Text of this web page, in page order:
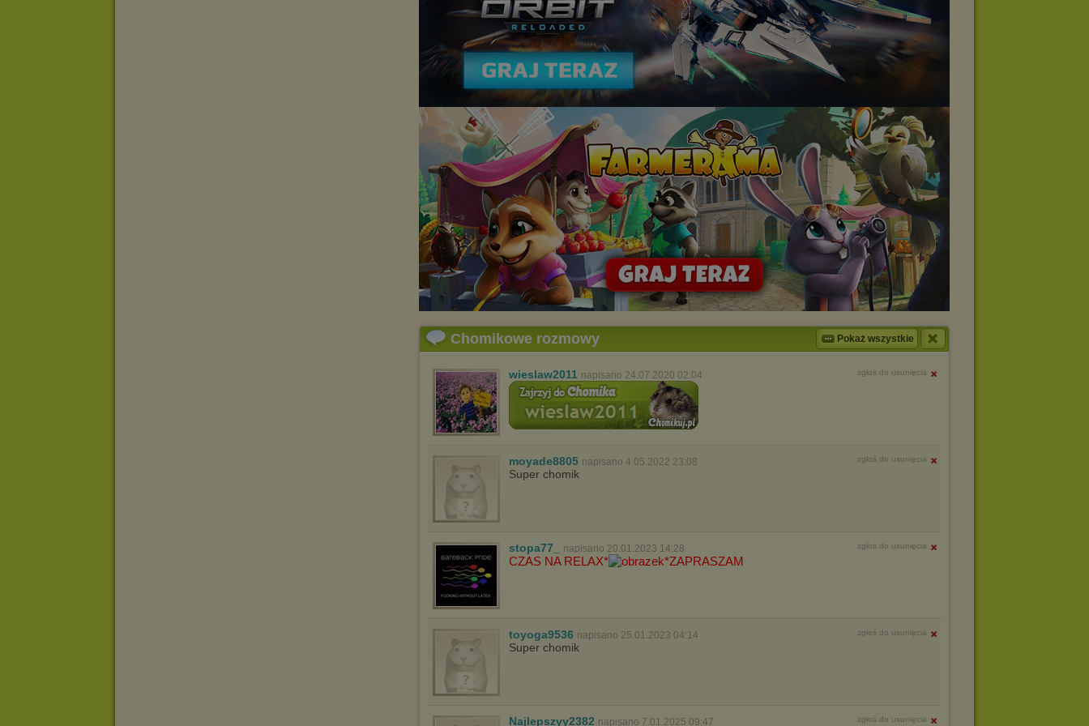
Chomikowe rozmowy Pokaż wszystkie
wieslaw2011 napisano 24.07.2020 02:04 zgłoś do usunięcia
moyade8805 napisano 4.05.2022 23:08 zgłoś do usunięcia
Super chomik
stopa77_ napisano 20.01.2023 14:28 zgłoś do usunięcia
CZAS NA RELAX* *ZAPRASZAM
toyoga9536 napisano 25.01.2023 04:14 zgłoś do usunięcia
Super chomik
Najlepszyy2382 napisano 7.01.2025 09:47 zgłoś do usunięcia